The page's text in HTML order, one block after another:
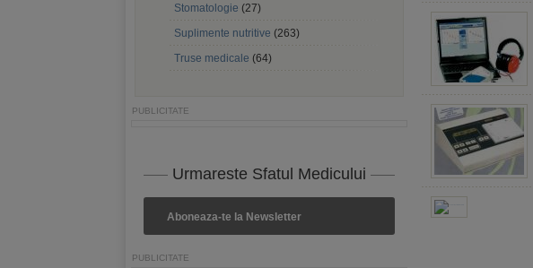
Stomatologie (27)
Suplimente nutritive (263)
Truse medicale (64)
Urmareste Sfatul Medicului
Aboneaza-te la Newsletter